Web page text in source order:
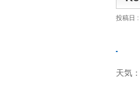
投稿日 :
天気：